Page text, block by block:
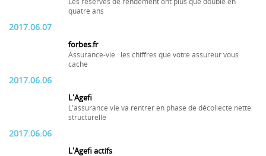
Les réserves de rendement ont plus que doublé en
quatre ans
2017.06.07
forbes.fr
Assurance-vie : les chiffres que votre assureur vous
cache
2017.06.06
L'Agefi
L'assurance vie va rentrer en phase de décollecte nette
structurelle
2017.06.06
L'Agefi actifs